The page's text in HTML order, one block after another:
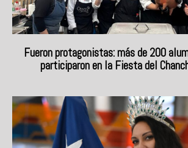
Fueron protagonistas: más de 200
participaron en la Fiesta del